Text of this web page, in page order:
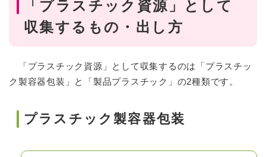
「プラスチック資源」として
収集するもの・出し方
「プラスチック資源」として収集するのは「プラスチッ
ク製容器包装」と「製品プラスチック」の2種類です。
プラスチック製容器包装